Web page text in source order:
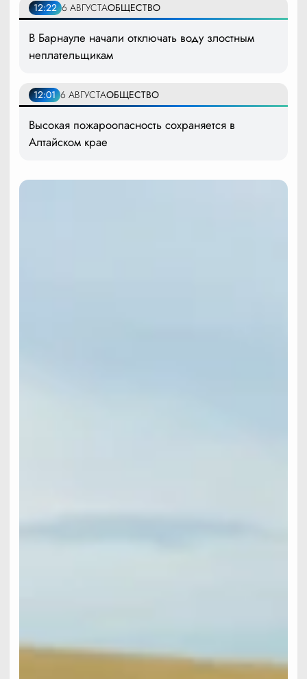
12:22 6 АВГУСТАОБЩЕСТВО
В Барнауле начали отключать воду злостным
неплательщикам
12:01 6 АВГУСТАОБЩЕСТВО
Высокая пожароопасность сохраняется в
Алтайском крае